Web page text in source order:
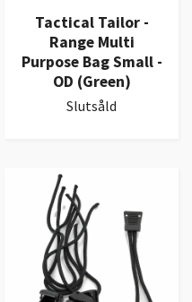
Tactical Tailor -
Range Multi
Purpose Bag Small -
OD (Green)
Slutsåld